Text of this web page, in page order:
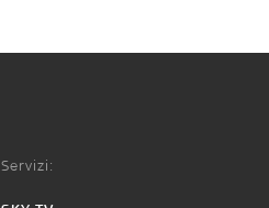
Servizi: